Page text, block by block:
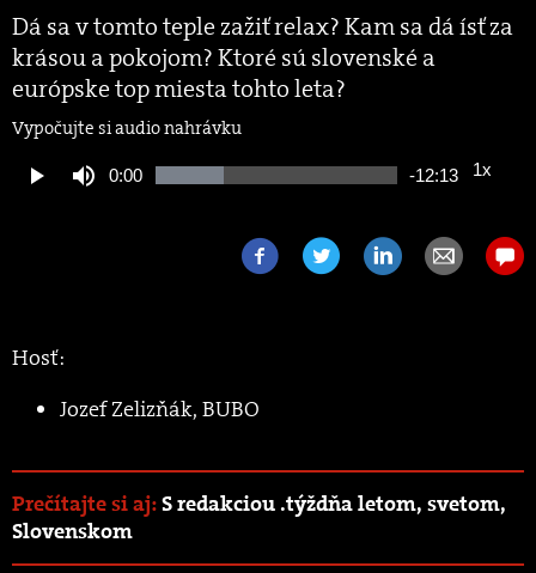
Dá sa v tomto teple zažiť relax? Kam sa dá ísť za
krásou a pokojom? Ktoré sú slovenské a
európske top miesta tohto leta?
Vypočujte si audio nahrávku
Play MuteCurrent
0:00
28.18%
Remaining
-12:13 1x
Hosť:
Jozef Zelizňák, BUBO
Prečítajte si aj:S redakciou .týždňa letom, svetom,
Slovenskom